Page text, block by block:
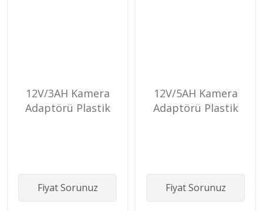
12V/3AH Kamera
Adaptörü Plastik
Fiyat Sorunuz
12V/5AH Kamera
Adaptörü Plastik
Fiyat Sorunuz